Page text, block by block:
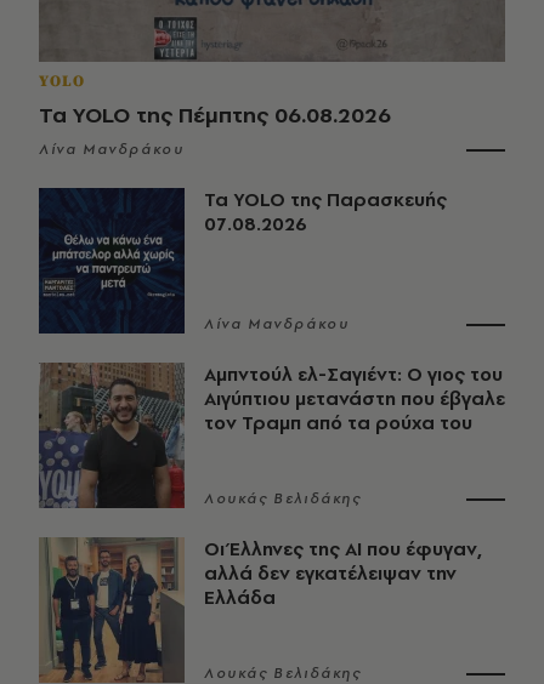
YOLO
Τα YOLO της Πέμπτης 06.08.2026
Λίνα Μανδράκου
Τα YOLO της Παρασκευής
07.08.2026
Λίνα Μανδράκου
Αμπντούλ ελ-Σαγιέντ: Ο γιος του
Αιγύπτιου μετανάστη που έβγαλε
τον Τραμπ από τα ρούχα του
Λουκάς Βελιδάκης
Οι Έλληνες της ΑΙ που έφυγαν,
αλλά δεν εγκατέλειψαν την
Ελλάδα
Λουκάς Βελιδάκης